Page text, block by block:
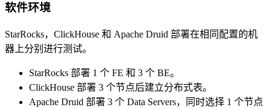
软件环境
StarRocks，ClickHouse 和 Apache Druid 部署在相同配置的机
器上分别进行测试。
StarRocks 部署 1 个 FE 和 3 个 BE。
ClickHouse 部署 3 个节点后建立分布式表。
Apache Druid 部署 3 个 Data Servers，同时选择 1 个节点